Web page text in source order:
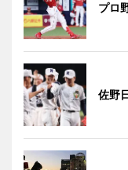
プロ
佐野